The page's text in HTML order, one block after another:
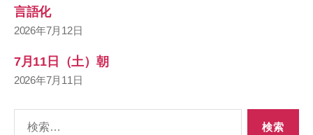
言語化
2026年7月12日
7月11日（土）朝
2026年7月11日